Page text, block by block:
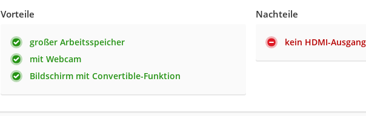
Vorteile
großer Arbeitsspeicher
mit Webcam
Bildschirm mit Convertible-Funktion
Nachteile
kein HDMI-Ausgang